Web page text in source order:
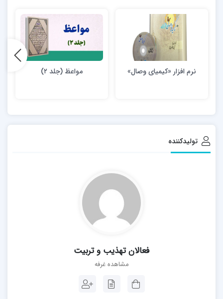
نرم افزار «کیمیای وصال»
مواعظ (جلد ۲)
تولیدکننده
فعالان تهذیب و تربیت
مشاهده غرفه